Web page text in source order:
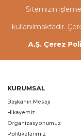
Sitemizin
kullanılmaktadır.
A.Ş. Çerez
KURUMSAL
Başkanın Mesajı
Hikayemiz
Organizasyonumuz
Politikalarımız